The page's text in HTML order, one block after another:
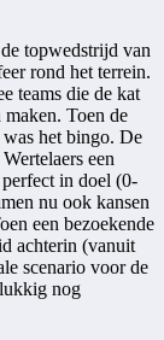
topwedstrijd van
rond het terrein.
teams die de kat
Toen de
was het bingo. De
een
in doel (0-
nu ook kansen
een bezoekende
achterin (vanuit
scenario voor de
nog